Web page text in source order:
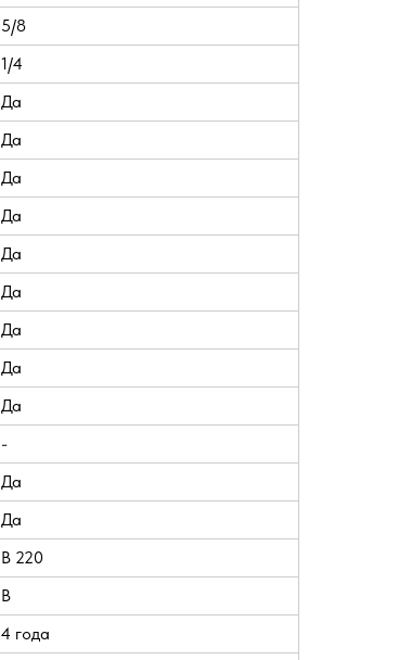
5/8
1/4
Да
Да
Да
Да
Да
Да
Да
Да
Да
-
Да
Да
В 220
B
4 года